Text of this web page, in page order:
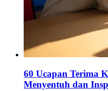
60 Ucapan Terima
Menyentuh dan